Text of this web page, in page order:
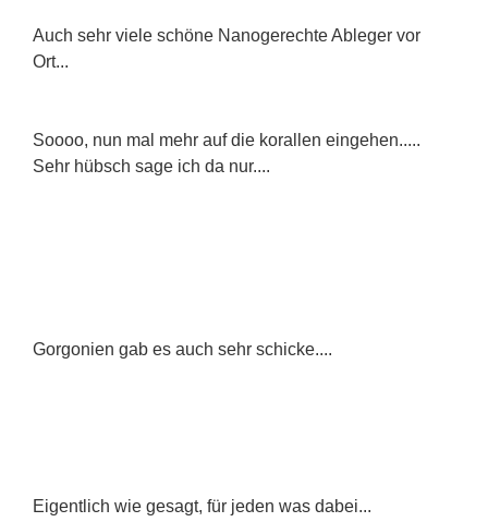
Auch sehr viele schöne Nanogerechte Ableger vor
Ort...
Soooo, nun mal mehr auf die korallen eingehen.....
Sehr hübsch sage ich da nur....
Gorgonien gab es auch sehr schicke....
Eigentlich wie gesagt, für jeden was dabei...